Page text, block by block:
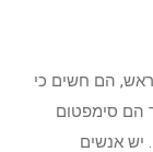
הם חשים כי
הם סימפטום
יש אנשים